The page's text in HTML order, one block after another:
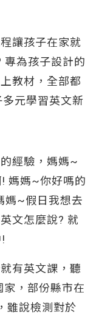
讓孩子在家就
專為孩子設計的
教材，全部都
元學習英文新
經驗，媽媽~
媽媽~你好嗎的
媽~假日我想去
文怎麼說? 就
有英文課，聽
，部份縣市在
雖說檢測對於